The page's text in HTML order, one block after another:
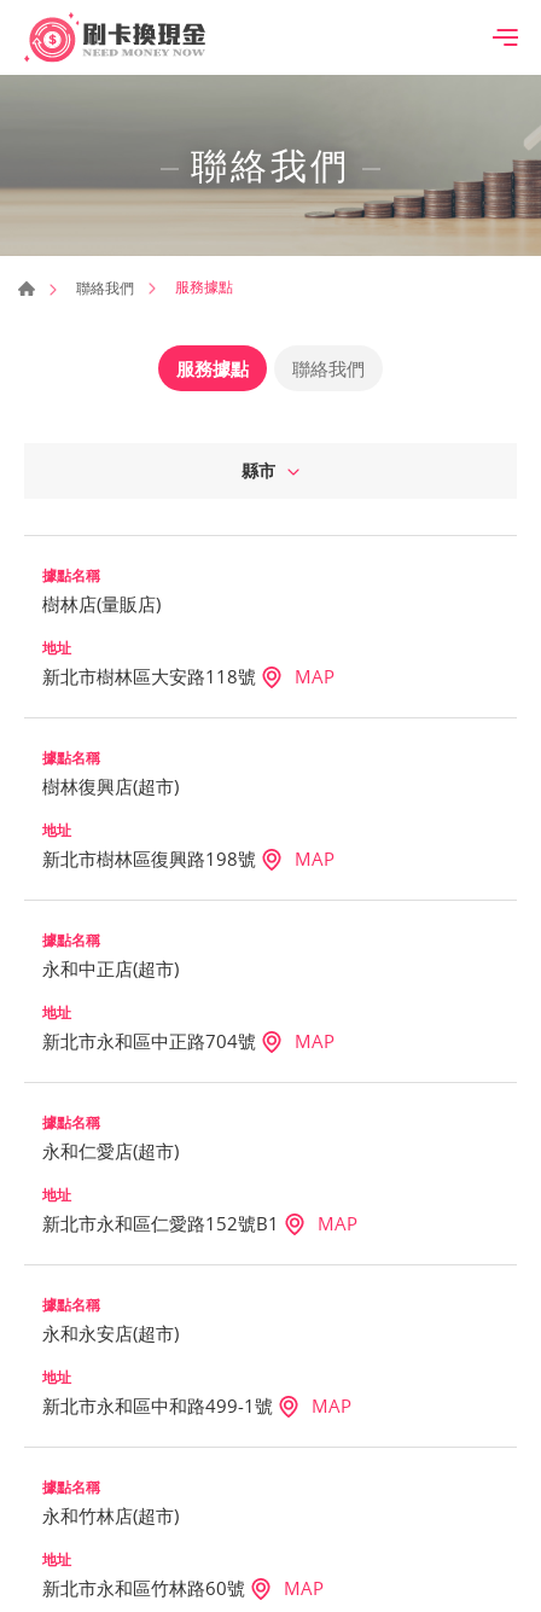
聯絡我們
聯絡我們 服務據點
服務據點 聯絡我們
縣市
樹林店(量販店)
新北市樹林區大安路118號 MAP
樹林復興店(超市)
新北市樹林區復興路198號 MAP
永和中正店(超市)
新北市永和區中正路704號 MAP
永和仁愛店(超市)
新北市永和區仁愛路152號B1 MAP
永和永安店(超市)
新北市永和區中和路499-1號 MAP
永和竹林店(超市)
新北市永和區竹林路60號 MAP